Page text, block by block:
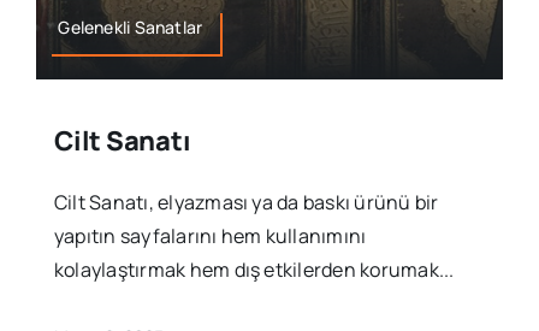
Gelenekli Sanatlar
Cilt Sanatı
Cilt Sanatı, elyazması ya da baskı ürünü bir
yapıtın sayfalarını hem kullanımını
kolaylaştırmak hem dış etkilerden korumak...